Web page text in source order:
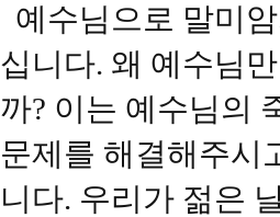
예수님으로 말미
십니다. 왜 예수님
까? 이는 예수님의
문제를 해결해주시
니다. 우리가 젊은